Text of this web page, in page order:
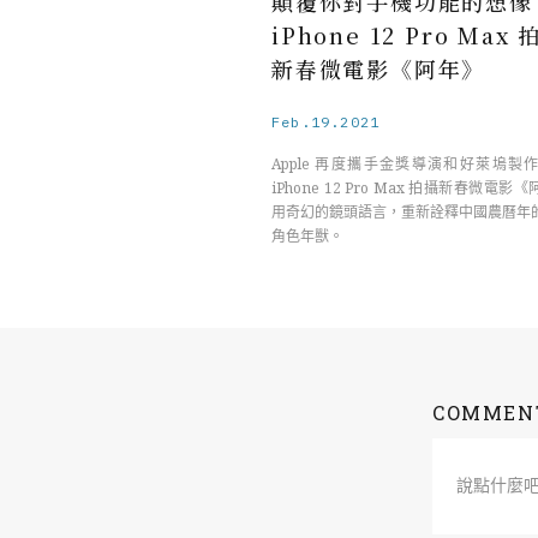
iPhone 12 Pro Max
新春微電影《阿年》
Feb.19.2021
Apple 再度攜手金獎導演和好萊塢製
iPhone 12 Pro Max 拍攝新春微電影《
用奇幻的鏡頭語言，重新詮釋中國農曆年
角色年獸。
說點什麼